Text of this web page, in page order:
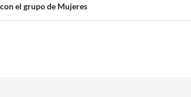
el grupo de Mujeres